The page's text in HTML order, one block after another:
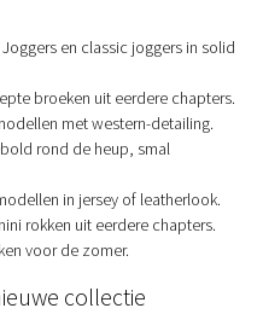
en classic joggers in solid
broeken uit eerdere chapters.
met western-detailing.
rond de heup, smal
in jersey of leatherlook.
rokken uit eerdere chapters.
voor de zomer.
collectie